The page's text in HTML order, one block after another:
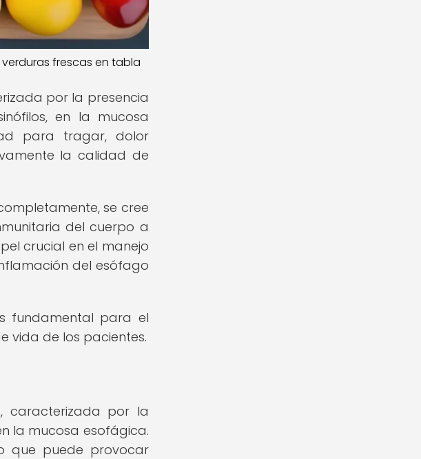
frescas en tabla
por la presencia
en la mucosa
para tragar, dolor
la calidad de
se cree
del cuerpo a
crucial en el manejo
del esófago
fundamental para el
vida de los pacientes.
caracterizada por la
la mucosa esofágica.
que puede provocar